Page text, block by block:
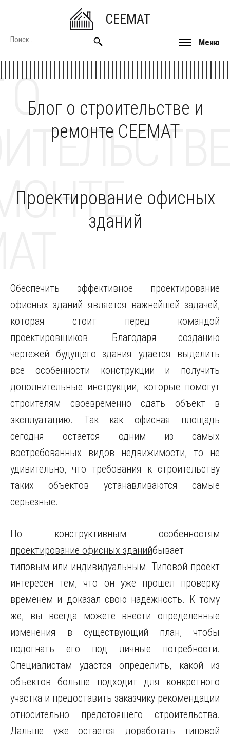
CEEMAT
Меню
Блог о строительстве и
ремонте CEEMAT
О
Проектирование офисных
зданий
Обеспечить эффективное проектирование
офисных зданий является важнейшей задачей,
которая стоит перед командой
проектировщиков. Благодаря созданию
чертежей будущего здания удается выделить
все особенности конструкции и получить
дополнительные инструкции, которые помогут
строителям своевременно сдать объект в
эксплуатацию. Так как офисная площадь
сегодня остается одним из самых
востребованных видов недвижимости, то не
удивительно, что требования к строительству
таких объектов устанавливаются самые
серьезные.
По конструктивным особенностям
проектирование офисных зданийбывает
типовым или индивидуальным. Типовой проект
интересен тем, что он уже прошел проверку
временем и доказал свою надежность. К тому
же, вы всегда можете внести определенные
изменения в существующий план, чтобы
подогнать его под личные потребности.
Специалистам удастся определить, какой из
объектов больше подходит для конкретного
участка и предоставить заказчику рекомендации
относительно предстоящего строительства.
Дальше уже остается доработать типовой